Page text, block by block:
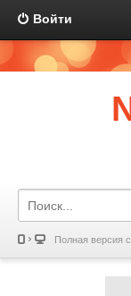
Войти
Полная версия